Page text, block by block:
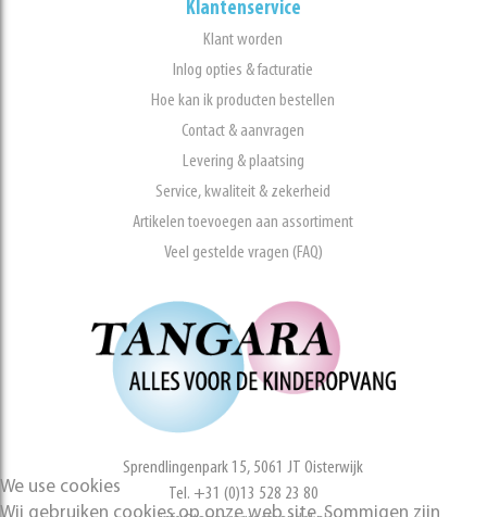
Klantenservice
Klant worden
Inlog opties & facturatie
Hoe kan ik producten bestellen
Contact & aanvragen
Levering & plaatsing
Service, kwaliteit & zekerheid
Artikelen toevoegen aan assortiment
Veel gestelde vragen (FAQ)
Sprendlingenpark 15, 5061 JT Oisterwijk
Tel. +31 (0)13 528 23 80
We use cookies
Wij gebruiken cookies op onze web site. Sommigen zijn